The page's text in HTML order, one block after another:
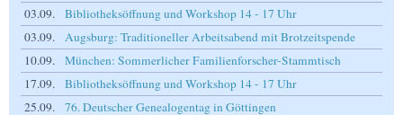
03.09.
Bibliotheksöffnung und Workshop 14 - 17 Uhr
03.09.
Augsburg: Traditioneller Arbeitsabend mit Brotzeitspende
10.09.
München: Sommerlicher Familienforscher-Stammtisch
17.09.
Bibliotheksöffnung und Workshop 14 - 17 Uhr
25.09.
76. Deutscher Genealogentag in Göttingen